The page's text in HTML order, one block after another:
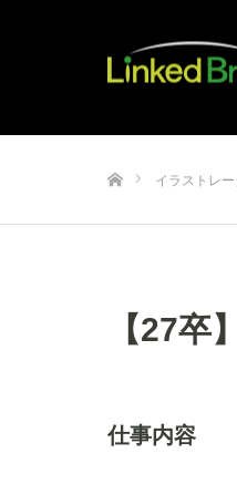
イラストレ
【27卒
仕事内容